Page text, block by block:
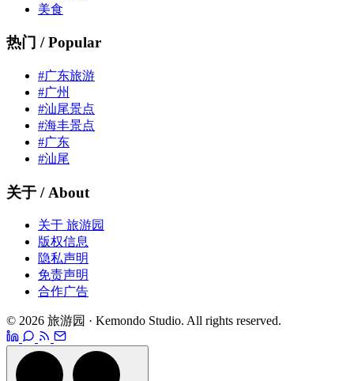
美食
热门 / Popular
#广东旅游
#广州
#汕尾景点
#海丰景点
#广东
#汕尾
关于 / About
关于 旅游园
版权信息
隐私声明
免责声明
合作广告
© 2026 旅游园 · Kemondo Studio. All rights reserved.